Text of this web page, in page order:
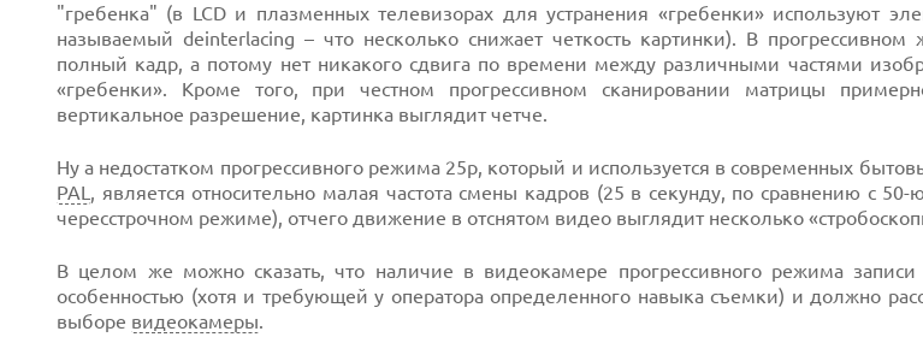
"гребенка" (в LCD и плазменных телевизорах для устранения «гребенки» используют
называемый deinterlacing – что несколько снижает четкость картинки). В прогрессивном
полный кадр, а потому нет никакого сдвига по времени между различными частями
«гребенки». Кроме того, при честном прогрессивном сканировании матрицы
вертикальное разрешение, картинка выглядит четче.
Ну а недостатком прогрессивного режима 25p, который и используется в современных
PAL , является относительно малая частота смены кадров (25 в секунду, по сравнению с
чересстрочном режиме), отчего движение в отснятом видео выглядит несколько
В целом же можно сказать, что наличие в видеокамере прогрессивного режима записи
особенностью (хотя и требующей у оператора определенного навыка съемки) и должно
выборе видеокамеры.